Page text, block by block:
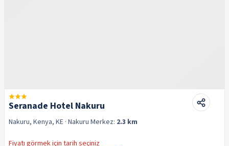
Seranade Hotel Nakuru
Nakuru, Kenya, KE · Nakuru Merkez: 2.3 km
Fiyatı görmek için tarih seçiniz